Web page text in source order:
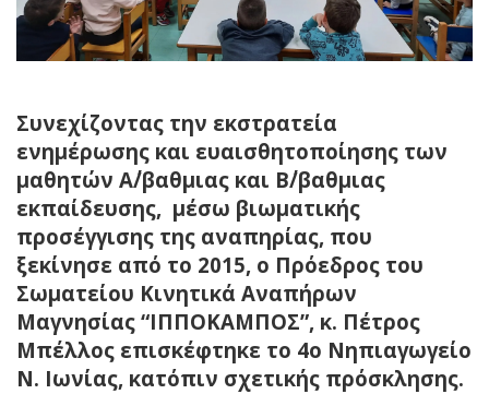
Συνεχίζοντας την εκστρατεία
ενημέρωσης και ευαισθητοποίησης των
μαθητών Α΄/βαθμιας και Β΄/βαθμιας
εκπαίδευσης, μέσω βιωματικής
προσέγγισης της αναπηρίας, που
ξεκίνησε από το 2015, ο Πρόεδρος του
Σωματείου Κινητικά Αναπήρων
Μαγνησίας “ΙΠΠΟΚΑΜΠΟΣ”, κ. Πέτρος
Μπέλλος επισκέφτηκε το 4ο Νηπιαγωγείο
Ν. Ιωνίας, κατόπιν σχετικής πρόσκλησης.